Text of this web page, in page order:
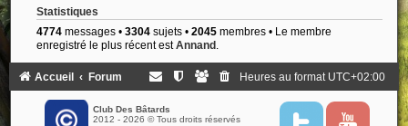
Statistiques
4774messages • 3304sujets • 2045membres • Le membre
enregistré le plus récent estAnnand.
Accueil Forum Heures au format UTC+02:00
Club Des Bâtards
2012 - 2026 © Tous droits réservés